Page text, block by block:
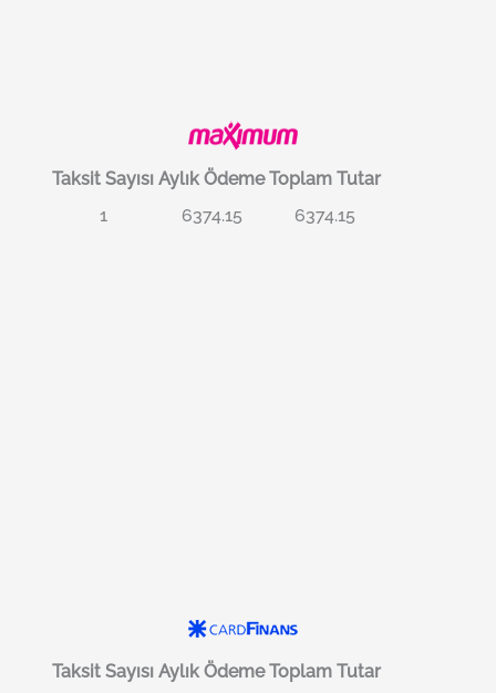
Taksit Sayısı Aylık Ödeme Toplam Tutar
1
6374.15 6374.15
Taksit Sayısı Aylık Ödeme Toplam Tutar